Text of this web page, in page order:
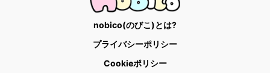
nobico(のびこ)とは?
プライバシーポリシー
Cookieポリシー